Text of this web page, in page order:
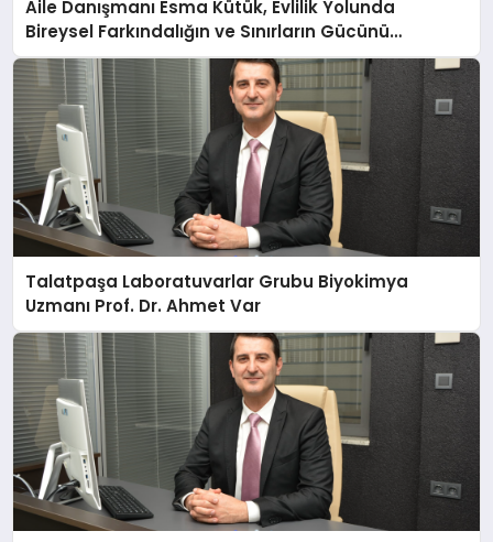
Aile Danışmanı Esma Kütük, Evlilik Yolunda
Bireysel Farkındalığın ve Sınırların Gücünü
Anlatıyor
Talatpaşa Laboratuvarlar Grubu Biyokimya
Uzmanı Prof. Dr. Ahmet Var